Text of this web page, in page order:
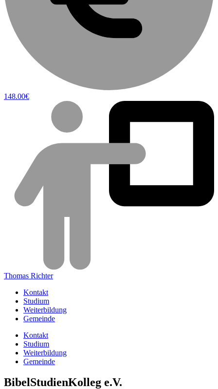
148.00€
Thomas Richter
Kontakt
Studium
Weiterbildung
Gemeinde
Kontakt
Studium
Weiterbildung
Gemeinde
BibelStudienKolleg e.V.